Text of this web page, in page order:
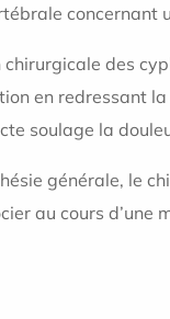
concernant
chirurgicale des
en redressant
soulage la
générale, le
au cours d’une